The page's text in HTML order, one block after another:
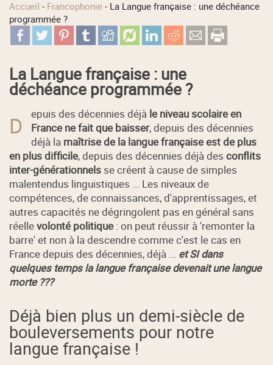
Accueil - Francophonie - La Langue française : une déchéance
programmée ?
La Langue française : une
déchéance programmée ?
D epuis des décennies déjà le niveau scolaire en
France ne fait que baisser, depuis des décennies
déjà la maîtrise de la langue française est de plus
en plus difficile, depuis des décennies déjà desconflits
inter-générationnels se créent à cause de simples
malentendus linguistiques ... Les niveaux de
compétences, de connaissances, d'apprentissages, et
autres capacités ne dégringolent pas en général sans
réellevolonté politique : on peut réussir à 'remonter la
barre' et non à la descendre comme c'est le cas en
France depuis des décennies, déjà ... et SI dans
quelques temps la langue française devenait une langue
morte ???
Déjà bien plus un demi-siècle de
bouleversements pour notre
langue française !